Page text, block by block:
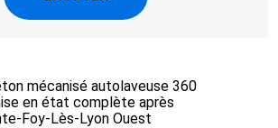
mécanisé autolaveuse 360
en état complète après
Foy-Lès-Lyon Ouest